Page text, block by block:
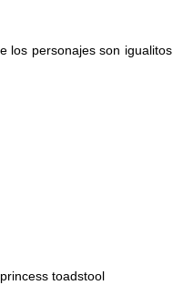
los personajes son igualitos
toadstool